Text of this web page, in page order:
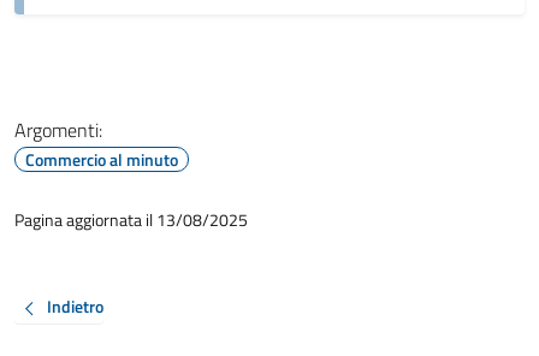
Argomenti:
Commercio al minuto
Pagina aggiornata il 13/08/2025
Indietro